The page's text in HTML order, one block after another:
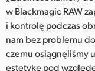
w Blackmagic RAW
i kontrolę podczas
nam bez problemu
czemu osiągnęliśmy
estetykę pod